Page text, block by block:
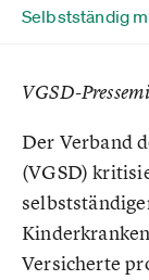
Selbstständig
VGSD-
Der Verband
(VGSD)
Versicherte